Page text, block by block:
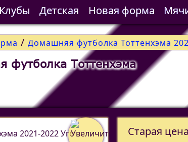
Клубы Детская Новая форма
/ Домашняя футболка Тоттенхэма
футболка Тоттенхэма
Старая